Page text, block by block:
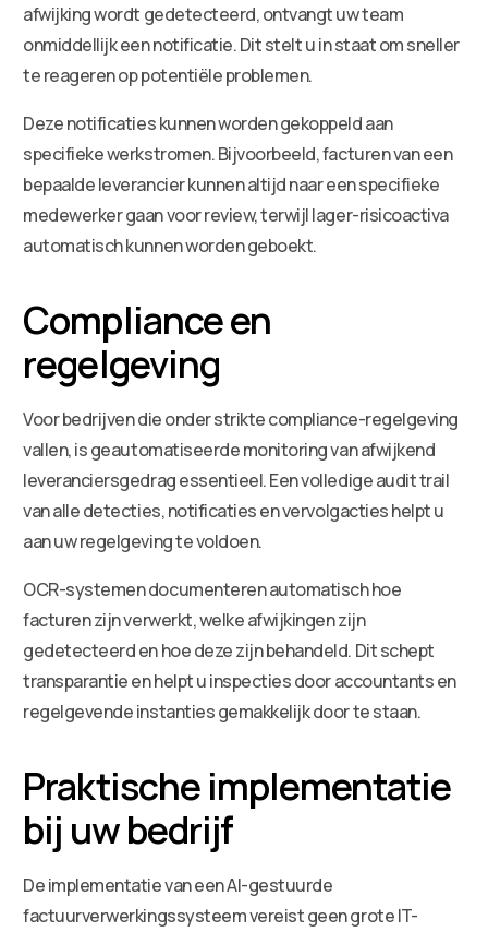
afwijking wordt gedetecteerd, ontvangt uw team
onmiddellijk een notificatie. Dit stelt u in staat om sneller
te reageren op potentiële problemen.
Deze notificaties kunnen worden gekoppeld aan
specifieke werkstromen. Bijvoorbeeld, facturen van een
bepaalde leverancier kunnen altijd naar een specifieke
medewerker gaan voor review, terwijl lager-risicoactiva
automatisch kunnen worden geboekt.
Compliance en
regelgeving
Voor bedrijven die onder strikte compliance-regelgeving
vallen, is geautomatiseerde monitoring van afwijkend
leveranciersgedrag essentieel. Een volledige audit trail
van alle detecties, notificaties en vervolgacties helpt u
aan uw regelgeving te voldoen.
OCR-systemen documenteren automatisch hoe
facturen zijn verwerkt, welke afwijkingen zijn
gedetecteerd en hoe deze zijn behandeld. Dit schept
transparantie en helpt u inspecties door accountants en
regelgevende instanties gemakkelijk door te staan.
Praktische implementatie
bij uw bedrijf
De implementatie van een AI-gestuurde
factuurverwerkingssysteem vereist geen grote IT-